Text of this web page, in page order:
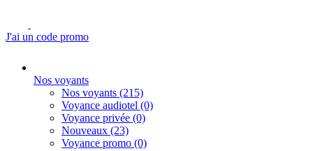
J'ai un code promo
Nos voyants
Nos voyants (215)
Voyance audiotel (0)
Voyance privée (0)
Nouveaux (23)
Voyance promo (0)